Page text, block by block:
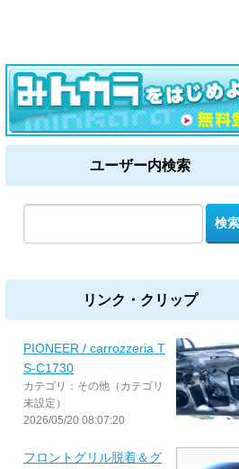
ユーザー内検索
リンク・クリップ
PIONEER / carrozzeria T
S-C1730
カテゴリ：その他（カテゴリ
未設定）
2026/05/20 08:07:20
フロントグリル脱着＆グ